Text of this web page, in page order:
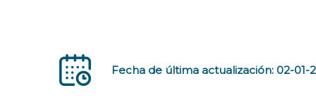
Fecha de última actualización: 02-01-